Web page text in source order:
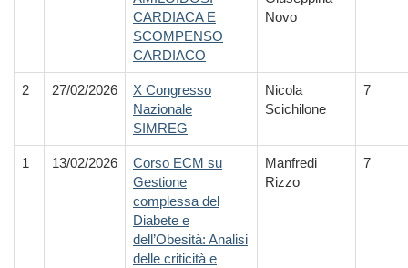
CARDIACA E
SCOMPENSO
CARDIACO
Novo
2 27/02/2026
X Congresso
Nazionale
SIMREG
Nicola
Scichilone
7
1 13/02/2026
Corso ECM su
Gestione
complessa del
Diabete e
dell’Obesità: Analisi
delle criticità e
Manfredi
Rizzo
7